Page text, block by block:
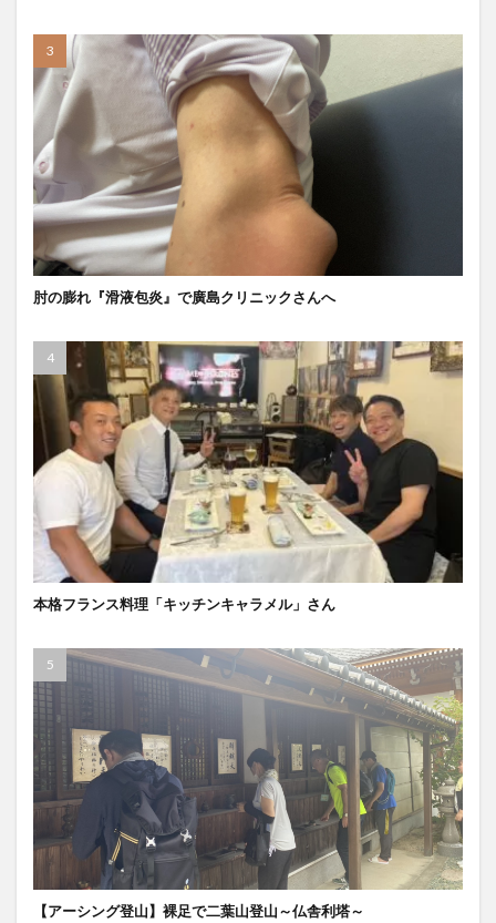
肘の膨れ『滑液包炎』で廣島クリニックさんへ
本格フランス料理「キッチンキャラメル」さん
【アーシング登山】裸足で二葉山登山～仏舎利塔～